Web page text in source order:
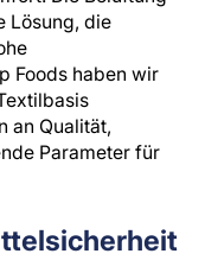
Lösung, die
Foods haben wir
an Qualität,
Parameter für